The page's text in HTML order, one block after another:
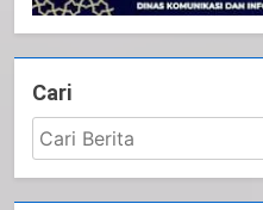
Cari